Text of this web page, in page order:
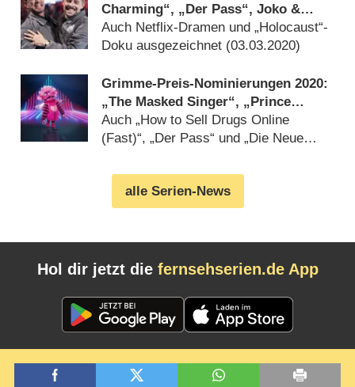
Charming“, „Der Pass“, Joko &
Klaas
Auch Netflix-Dramen und „Holocaust“-
Doku ausgezeichnet (03.03.2020)
Grimme-Preis-Nominierungen 2020:
„The Masked Singer“, „Prince
Charming“, „Andere Eltern“
Auch „How to Sell Drugs Online
(Fast)“, „Der Pass“ und „Die Neue
alle Serien-News
Hol dir jetzt die fernsehserien.de App